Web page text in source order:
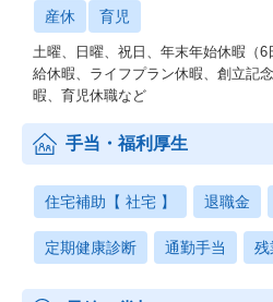
産休 育児
土曜、日曜、祝日、年末年始休暇（
給休暇、ライフプラン休暇、創立記
暇、育児休職など
手当・福利厚生
住宅補助【 社宅 】 退職金
定期健康診断 通勤手当 残